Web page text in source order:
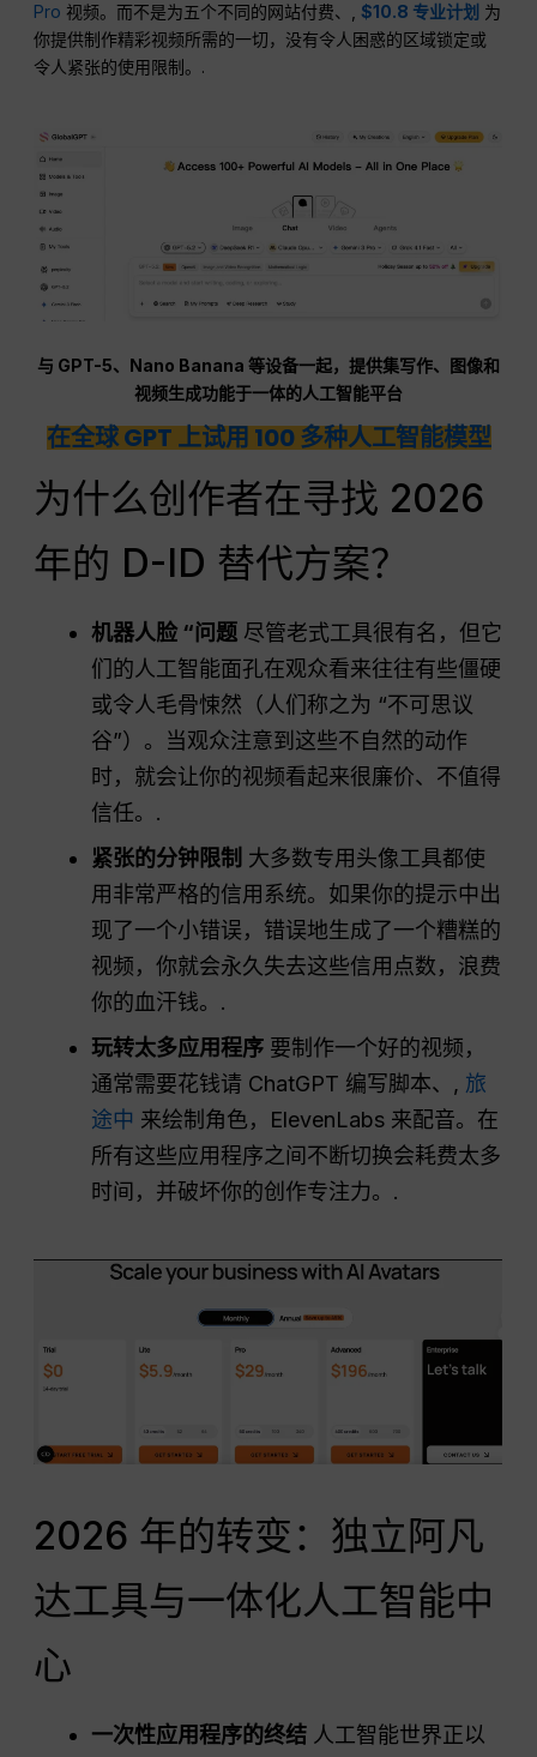
Pro 视频。而不是为五个不同的网站付费、,$10.8 专业计划 为
你提供制作精彩视频所需的一切，没有令人困惑的区域锁定或
令人紧张的使用限制。.
与 GPT-5、Nano Banana 等设备一起，提供集写作、图像和
视频生成功能于一体的人工智能平台
在全球 GPT 上试用 100 多种人工智能模型
为什么创作者在寻找 2026
年的 D-ID 替代方案？
机器人脸 “问题 尽管老式工具很有名，但它
们的人工智能面孔在观众看来往往有些僵硬
或令人毛骨悚然（人们称之为 “不可思议
谷”）。当观众注意到这些不自然的动作
时，就会让你的视频看起来很廉价、不值得
信任。.
紧张的分钟限制 大多数专用头像工具都使
用非常严格的信用系统。如果你的提示中出
现了一个小错误，错误地生成了一个糟糕的
视频，你就会永久失去这些信用点数，浪费
你的血汗钱。.
玩转太多应用程序 要制作一个好的视频，
通常需要花钱请 ChatGPT 编写脚本、, 旅
途中 来绘制角色，ElevenLabs 来配音。在
所有这些应用程序之间不断切换会耗费太多
时间，并破坏你的创作专注力。.
2026 年的转变：独立阿凡
达工具与一体化人工智能中
心
一次性应用程序的终结 人工智能世界正以